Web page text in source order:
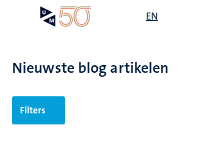
gaan
EN
Nieuwste blog artikelen
Filters